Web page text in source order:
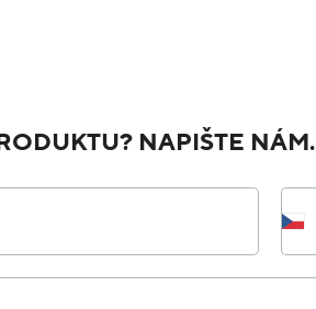
NAPIŠTE NÁM.